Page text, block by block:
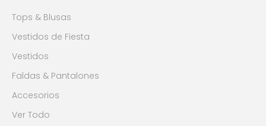
Tops & Blusas
Vestidos de Fiesta
Vestidos
Faldas & Pantalones
Accesorios
Ver Todo